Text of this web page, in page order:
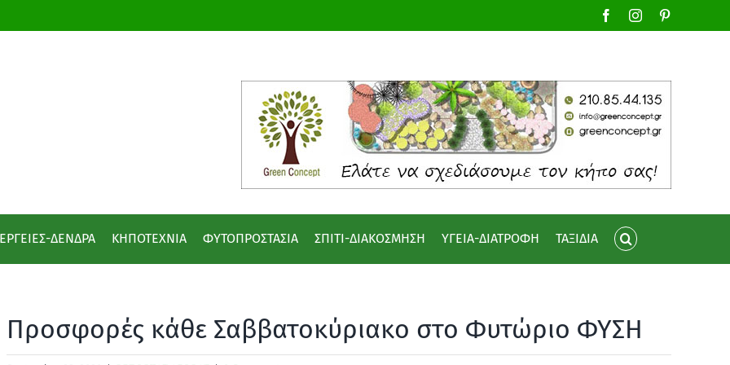
FacebookInstagram
ΔΕΝΔΡΑ ΚΗΠΟΤΕΧΝΙΑ ΦΥΤΟΠΡΟΣΤΑΣΙΑ ΣΠΙΤΙ-ΔΙΑΚΟΣΜΗΣΗ ΥΓΕΙΑ-ΔΙΑΤΡΟΦΗ ΤΑΞΙΔΙΑ
Προσφορές κάθε Σαββατοκύριακο στο Φυτώριο ΦΥΣΗ